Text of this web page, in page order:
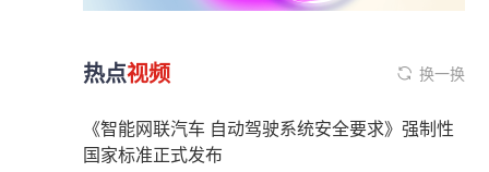
热点视频 换一换
《智能网联汽车 自动驾驶系统安全要求》强制性
国家标准正式发布